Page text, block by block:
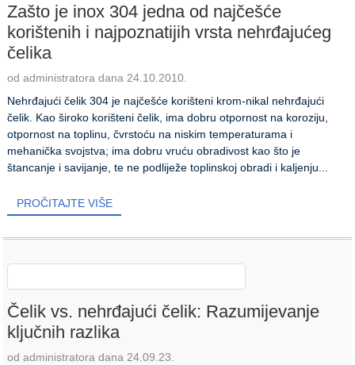
Zašto je inox 304 jedna od najčešće
korištenih i najpoznatijih vrsta nehrđajućeg
čelika
od administratora dana 24.10.2010.
Nehrđajući čelik 304 je najčešće korišteni krom-nikal nehrđajući
čelik. Kao široko korišteni čelik, ima dobru otpornost na koroziju,
otpornost na toplinu, čvrstoću na niskim temperaturama i
mehanička svojstva; ima dobru vruću obradivost kao što je
štancanje i savijanje, te ne podliježe toplinskoj obradi i kaljenju...
PROČITAJTE VIŠE
Čelik vs. nehrđajući čelik: Razumijevanje
ključnih razlika
od administratora dana 24.09.23.